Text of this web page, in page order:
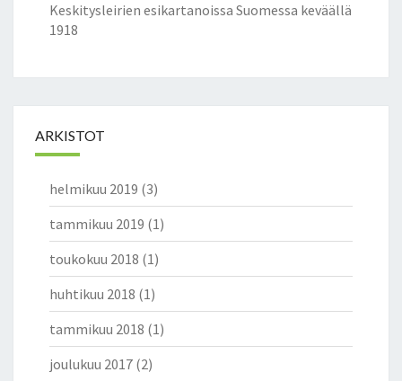
Keskitysleirien esikartanoissa Suomessa keväällä
1918
ARKISTOT
helmikuu 2019 (3)
tammikuu 2019 (1)
toukokuu 2018 (1)
huhtikuu 2018 (1)
tammikuu 2018 (1)
joulukuu 2017 (2)